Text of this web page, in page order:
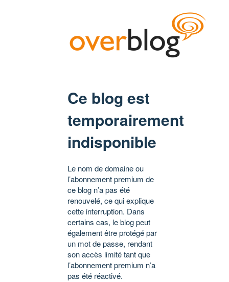
Ce blog est
temporairement
indisponible
Le nom de domaine ou
l’abonnement premium de
ce blog n’a pas été
renouvelé, ce qui explique
cette interruption. Dans
certains cas, le blog peut
également être protégé par
un mot de passe, rendant
son accès limité tant que
l’abonnement premium n’a
pas été réactivé.